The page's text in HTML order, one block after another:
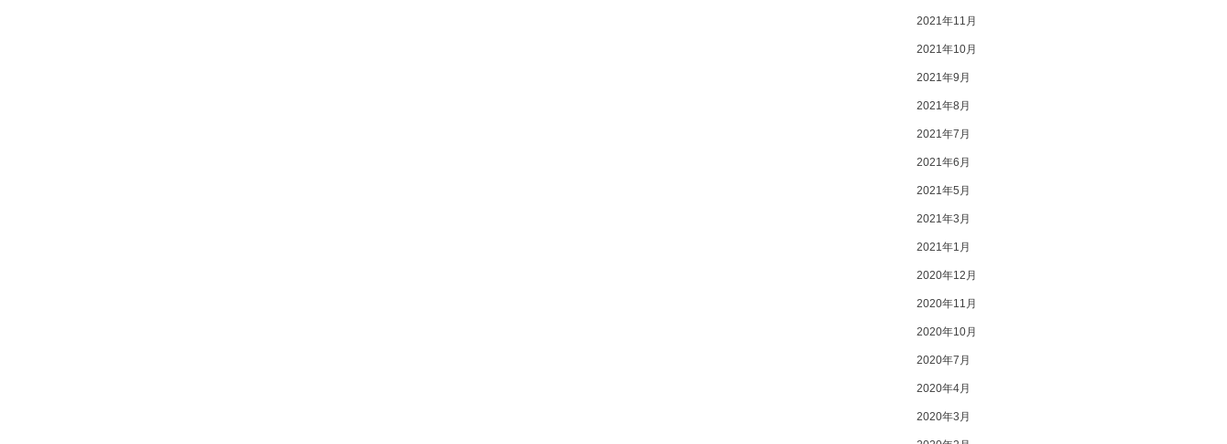
2021年11月
2021年10月
2021年9月
2021年8月
2021年7月
2021年6月
2021年5月
2021年3月
2021年1月
2020年12月
2020年11月
2020年10月
2020年7月
2020年4月
2020年3月